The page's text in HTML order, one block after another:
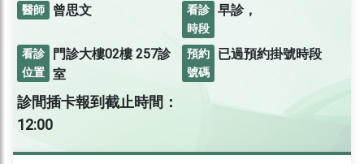
醫師 曾思文
看診
時段
早診，
看診
位置
門診大樓02樓257診
室
預約
號碼
已過預約掛號時段
診間插卡報到截止時間：
12:00